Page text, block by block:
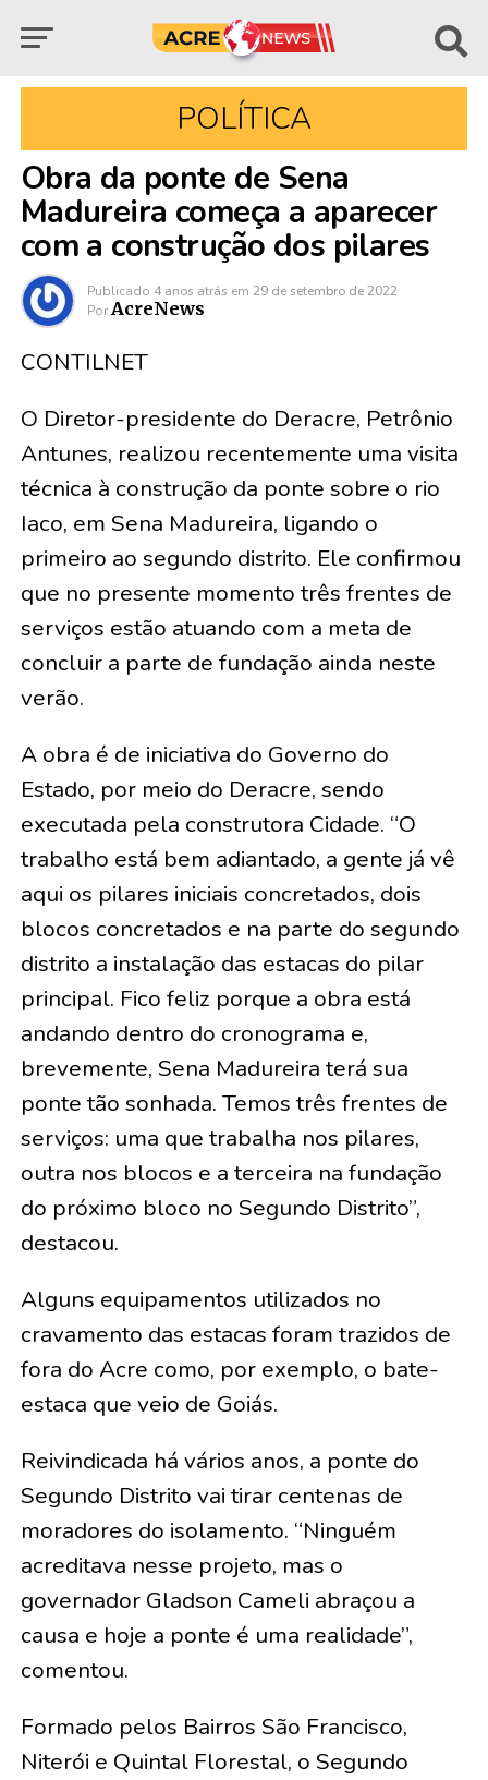
POLÍTICA
Obra da ponte de Sena
Madureira começa a aparecer
com a construção dos pilares
Publicado 4 anos atrás em 29 de setembro de 2022
Por AcreNews
CONTILNET
O Diretor-presidente do Deracre, Petrônio
Antunes, realizou recentemente uma visita
técnica à construção da ponte sobre o rio
Iaco, em Sena Madureira, ligando o
primeiro ao segundo distrito. Ele confirmou
que no presente momento três frentes de
serviços estão atuando com a meta de
concluir a parte de fundação ainda neste
verão.
A obra é de iniciativa do Governo do
Estado, por meio do Deracre, sendo
executada pela construtora Cidade. “O
trabalho está bem adiantado, a gente já vê
aqui os pilares iniciais concretados, dois
blocos concretados e na parte do segundo
distrito a instalação das estacas do pilar
principal. Fico feliz porque a obra está
andando dentro do cronograma e,
brevemente, Sena Madureira terá sua
ponte tão sonhada. Temos três frentes de
serviços: uma que trabalha nos pilares,
outra nos blocos e a terceira na fundação
do próximo bloco no Segundo Distrito”,
destacou.
Alguns equipamentos utilizados no
cravamento das estacas foram trazidos de
fora do Acre como, por exemplo, o bate-
estaca que veio de Goiás.
Reivindicada há vários anos, a ponte do
Segundo Distrito vai tirar centenas de
moradores do isolamento. “Ninguém
acreditava nesse projeto, mas o
governador Gladson Cameli abraçou a
causa e hoje a ponte é uma realidade”,
comentou.
Formado pelos Bairros São Francisco,
Niterói e Quintal Florestal, o Segundo